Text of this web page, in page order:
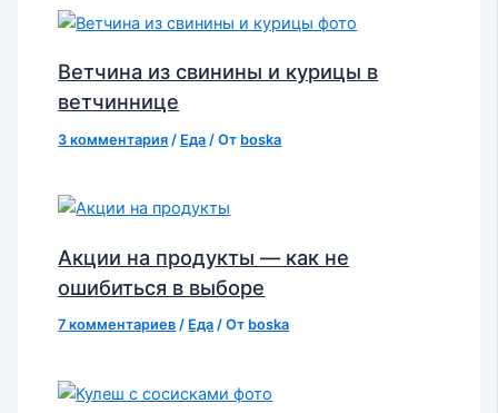
Ветчина из свинины и курицы в
ветчиннице
3 комментария / Еда / От boska
Акции на продукты — как не
ошибиться в выборе
7 комментариев / Еда / От boska